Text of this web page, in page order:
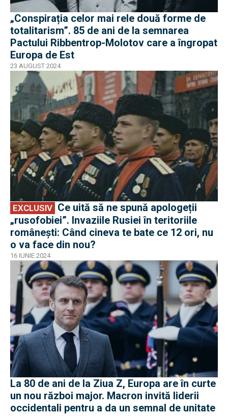
„Conspirația celor mai rele două forme de
totalitarism”. 85 de ani de la semnarea
Pactului Ribbentrop-Molotov care a îngropat
Europa de Est
23 AUGUST 2024
EXCLUSIV
EXCLUSIV
„rusofobiei”. Invaziile Rusiei în teritoriile
românești: Când cineva te bate ce 12 ori, nu
o va face din nou?
16 IUNIE 2024
La 80 de ani de la Ziua Z, Europa are în curte
un nou război major. Macron invită liderii
occidentali pentru a da un semnal de unitate